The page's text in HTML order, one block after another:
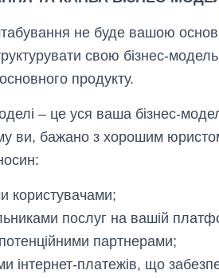
не буде вашою
свою бізнес-
продукту.
– це уся ваша бізнес-
ви, бажано з хорошим
користувачами;
послуг на вашій
партнерами;
інтернет-платежів, що